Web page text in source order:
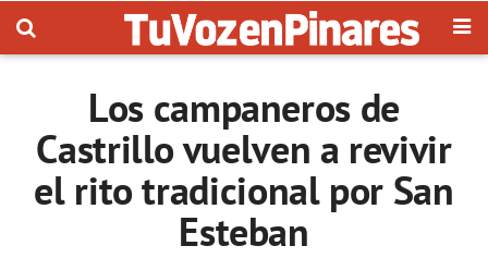
Los campaneros de
Castrillo vuelven a revivir
el rito tradicional por San
Esteban